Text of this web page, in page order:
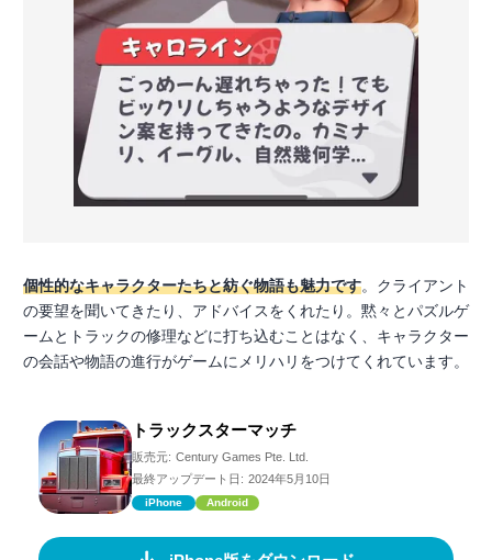
個性的なキャラクターたちと紡ぐ物語も魅力です。クライアント
の要望を聞いてきたり、アドバイスをくれたり。黙々とパズルゲ
ームとトラックの修理などに打ち込むことはなく、キャラクター
の会話や物語の進行がゲームにメリハリをつけてくれています。
トラックスターマッチ
販売元: Century Games Pte. Ltd.
最終アップデート日: 2024年5月10日
iPhone Android